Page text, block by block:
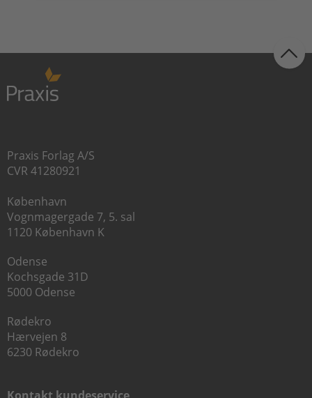
Praxis Forlag A/S
CVR 41280921
København
Vognmagergade 7, 5. sal
1120 København K
Odense
Kochsgade 31D
5000 Odense
Rødekro
Hærvejen 8
6230 Rødekro